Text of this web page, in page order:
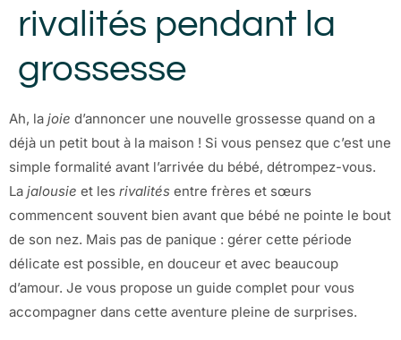
rivalités pendant la
grossesse
Ah, la joie d’annoncer une nouvelle grossesse quand on a
déjà un petit bout à la maison ! Si vous pensez que c’est une
simple formalité avant l’arrivée du bébé, détrompez-vous.
La jalousie et les rivalités entre frères et sœurs
commencent souvent bien avant que bébé ne pointe le bout
de son nez. Mais pas de panique : gérer cette période
délicate est possible, en douceur et avec beaucoup
d’amour. Je vous propose un guide complet pour vous
accompagner dans cette aventure pleine de surprises.